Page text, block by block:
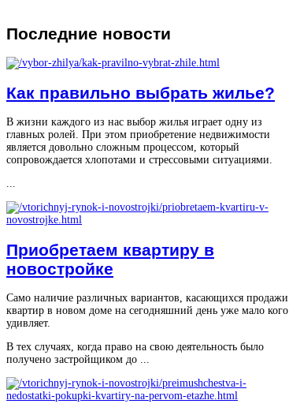
Последние новости
Как правильно выбрать жилье?
В жизни каждого из нас выбор жилья играет одну из
главных ролей. При этом приобретение недвижимости
является довольно сложным процессом, который
сопровождается хлопотами и стрессовыми ситуациями.
...
Приобретаем квартиру в
новостройке
Само наличие различных вариантов, касающихся продажи
квартир в новом доме на сегодняшний день уже мало кого
удивляет.
В тех случаях, когда право на свою деятельность было
получено застройщиком до ...